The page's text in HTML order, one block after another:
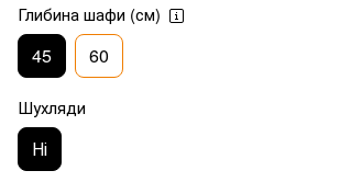
Глибина шафи (см)
45 60
Шухляди
Ні